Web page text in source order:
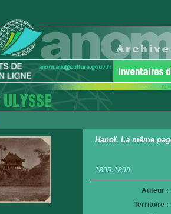
Hanoï. La même
1895-1899
Auteur :
Territoire :